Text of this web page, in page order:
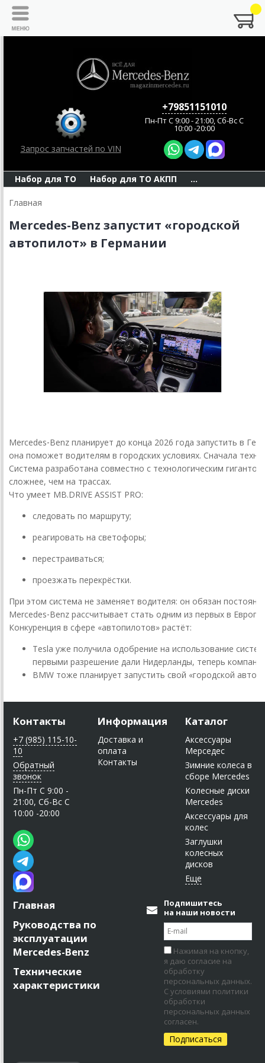
Запрос запчастей по VIN
+79851151010
Пн-Пт C 9:00 - 21:00, Сб-Вс С
10:00 -20:00
Набор для ТО Набор для ТО АКПП ...
Главная
Mercedes-Benz запустит «городской
автопилот» в Германии
Mercedes‑Benz планирует до конца 2026 года запустить в
она поможет водителям в городских условиях. Сначала
Система разработана совместно с технологическим гигантом
сложнее, чем на трассах.
Что умеет MB.DRIVE ASSIST PRO:
следовать по маршруту;
реагировать на светофоры;
перестраиваться;
проезжать перекрёстки.
При этом система не заменяет водителя: он обязан
Mercedes‑Benz рассчитывает стать одним из первых в Европе,
Конкуренция в сфере «автопилотов» растёт:
Tesla уже получила одобрение на использование
первыми разрешение дали Нидерланды, теперь
BMW тоже планирует запустить свой «городской
Контакты
+7 (985) 115-10-
10
Обратный
звонок
Пн-Пт C 9:00 -
21:00, Сб-Вс С
10:00 -20:00
Информация
Доставка и
оплата
Контакты
Каталог
Аксессуары
Мерседес
Зимние колеса в
сборе Mercedes
Колесные диски
Mercedes
Аксессуары для
колес
Заглушки
колесных
дисков
Главная
Руководства по
эксплуатации
Mercedes-Benz
Технические
характеристики
Подпишитесь
на наши новости
Нажимая на кнопку,
я даю согласие на
обработку
персональных данных.
С условиями политики
обработки
персональных данных
согласен.